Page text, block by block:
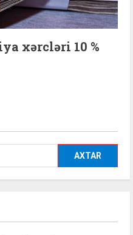
xərcləri 10 %